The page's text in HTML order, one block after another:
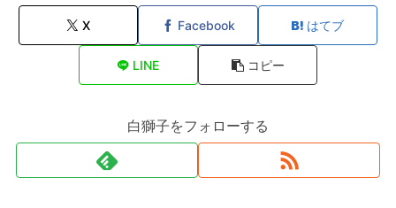
X Facebook はてブ
LINE コピー
白獅子をフォローする